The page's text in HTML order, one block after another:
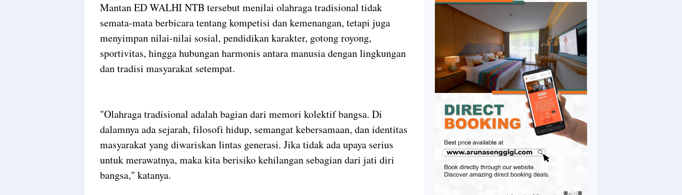
Mantan ED WALHI NTB tersebut menilai olahraga tradisional tidak
semata-mata berbicara tentang kompetisi dan kemenangan, tetapi juga
menyimpan nilai-nilai sosial, pendidikan karakter, gotong royong,
sportivitas, hingga hubungan harmonis antara manusia dengan lingkungan
dan tradisi masyarakat setempat.
"Olahraga tradisional adalah bagian dari memori kolektif bangsa. Di
dalamnya ada sejarah, filosofi hidup, semangat kebersamaan, dan identitas
masyarakat yang diwariskan lintas generasi. Jika tidak ada upaya serius
untuk merawatnya, maka kita berisiko kehilangan sebagian dari jati diri
bangsa," katanya.